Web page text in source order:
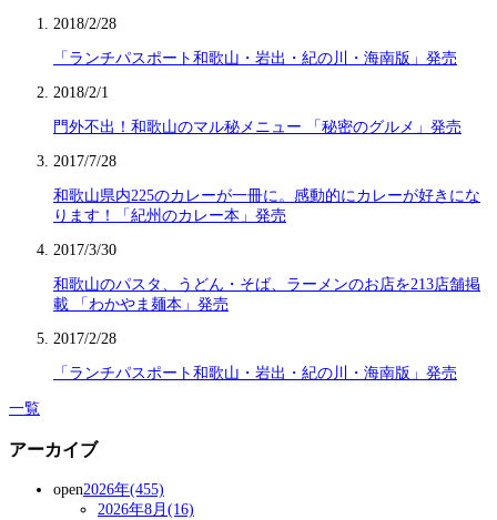
2018/2/28
「ランチパスポート和歌山・岩出・紀の川・海南版」発売
2018/2/1
門外不出！和歌山のマル秘メニュー 「秘密のグルメ」発売
2017/7/28
和歌山県内225のカレーが一冊に。感動的にカレーが好きにな
ります！「紀州のカレー本」発売
2017/3/30
和歌山のパスタ、うどん・そば、ラーメンのお店を213店舗掲
載 「わかやま麺本」発売
2017/2/28
「ランチパスポート和歌山・岩出・紀の川・海南版」発売
一覧
アーカイブ
open2026年(455)
2026年8月(16)